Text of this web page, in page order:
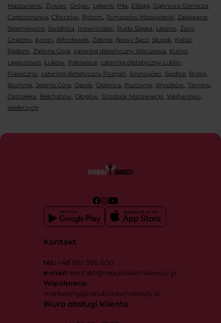
Mazowiecki, Żywiec, Grójec, Lębork, Piła, Elbląg, Dąbrowa Górnicza,
Częstochowa, Chorzów, Bytom, Tomaszów Mazowiecki, Zakopane,
Skierniewice, Świdnica, Inowrocław, Ruda Śląska, Leszno, Żory,
Gniezno, Konin, Włocławek, Zabrze, Nowy Sącz, Słupsk, Kalisz,
Radom, Zielona Góra, catering dietetyczny Warszawa, Kutno,
Legionowo, Łuków, Pabianice, catering dietetyczny Lublin,
Piaseczno, catering dietetyczny Poznań, Sosnowiec, Siedlce, Brzeg,
Bochnia, Jelenia Góra, Opole, Oleśnica, Pszczyna, Wyszków, Tarnów,
Ostrołęka, Bełchatów, Głogów, Grodzisk Mazowiecki, Wejherowo,
Wałbrzych
Kontakt
tel.: +48 661 556 600
e-mail: kontakt@republikasmakoszy.pl
Współpraca:
marketing@republikasmakoszy.pl
Biuro obsługi klienta